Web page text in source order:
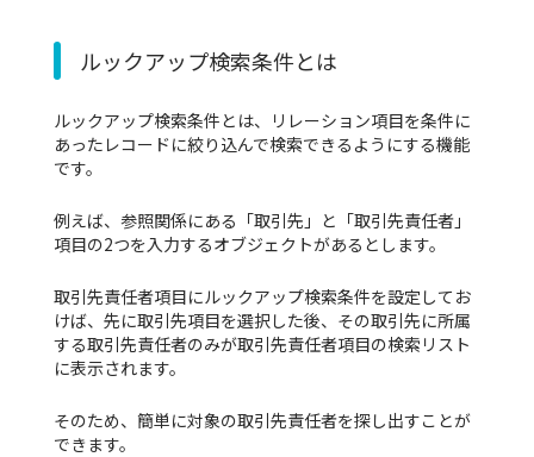
ルックアップ検索条件とは
ルックアップ検索条件とは、リレーション項目を条件に
あったレコードに絞り込んで検索できるようにする機能
です。
例えば、参照関係にある「取引先」と「取引先責任者」
項目の2つを入力するオブジェクトがあるとします。
取引先責任者項目にルックアップ検索条件を設定してお
けば、先に取引先項目を選択した後、その取引先に所属
する取引先責任者のみが取引先責任者項目の検索リスト
に表示されます。
そのため、簡単に対象の取引先責任者を探し出すことが
できます。